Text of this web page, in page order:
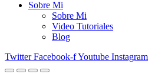
Sobre Mi
Sobre Mi
Video Tutoriales
Blog
Twitter Facebook-fYoutube Instagram